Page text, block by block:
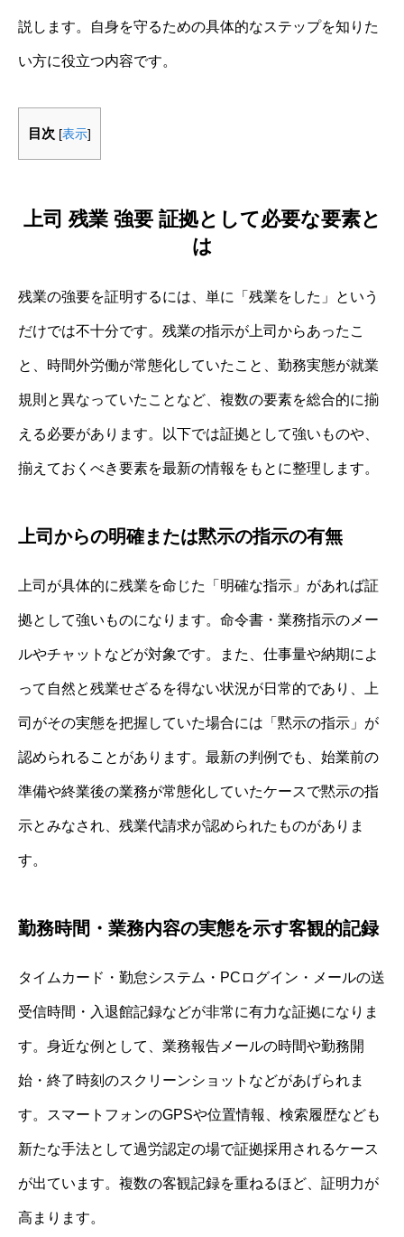
説します。自身を守るための具体的なステップを知りた
い方に役立つ内容です。
目次 [表示]
上司 残業 強要 証拠として必要な要素と
は
残業の強要を証明するには、単に「残業をした」という
だけでは不十分です。残業の指示が上司からあったこ
と、時間外労働が常態化していたこと、勤務実態が就業
規則と異なっていたことなど、複数の要素を総合的に揃
える必要があります。以下では証拠として強いものや、
揃えておくべき要素を最新の情報をもとに整理します。
上司からの明確または黙示の指示の有無
上司が具体的に残業を命じた「明確な指示」があれば証
拠として強いものになります。命令書・業務指示のメー
ルやチャットなどが対象です。また、仕事量や納期によ
って自然と残業せざるを得ない状況が日常的であり、上
司がその実態を把握していた場合には「黙示の指示」が
認められることがあります。最新の判例でも、始業前の
準備や終業後の業務が常態化していたケースで黙示の指
示とみなされ、残業代請求が認められたものがありま
す。
勤務時間・業務内容の実態を示す客観的記録
タイムカード・勤怠システム・PCログイン・メールの送
受信時間・入退館記録などが非常に有力な証拠になりま
す。身近な例として、業務報告メールの時間や勤務開
始・終了時刻のスクリーンショットなどがあげられま
す。スマートフォンのGPSや位置情報、検索履歴なども
新たな手法として過労認定の場で証拠採用されるケース
が出ています。複数の客観記録を重ねるほど、証明力が
高まります。